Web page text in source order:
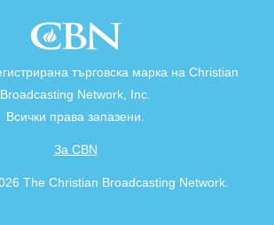
търговска марка на Christian
Broadcasting Network, Inc.
Всички права запазени.
За CBN
The Christian Broadcasting Network.